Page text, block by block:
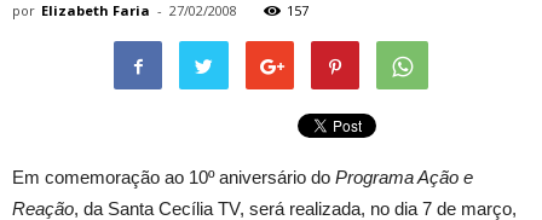
por Elizabeth Faria - 27/02/2008 157
Em comemoração ao 10º aniversário do Programa Ação e
Reação, da Santa Cecília TV, será realizada, no dia 7 de março,